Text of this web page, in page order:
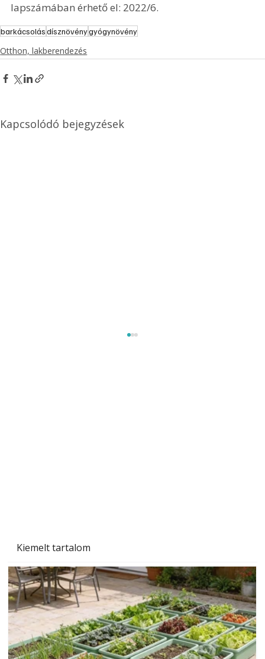
Kiemelt tartalom
lapszámában érhető el: 2022/6.
barkácsolásdísznövénygyógynövény
Otthon, lakberendezés
Kapcsolódó bejegyzések